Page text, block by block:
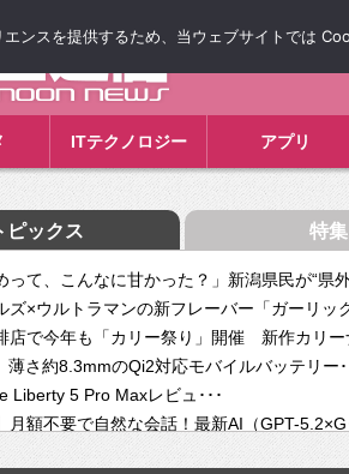
ITテクノロジー アプリ
ピックス 特集
って、こんなに甘かった？」新潟県民が“県
ズ×ウルトラマンの新フレーバー「ガーリッ
店で今年も「カリー祭り」開催 新作カリー
薄さ約8.3mmのQi2対応モバイルバッテリー･
Liberty 5 Pro Maxレビュ･･･
月額不要で自然な会話！最新AI（GPT-5.2×G
没入感と生産性】VITURE Luma Ultra･･･
エンスを提供するため、当ウェブサイトでは